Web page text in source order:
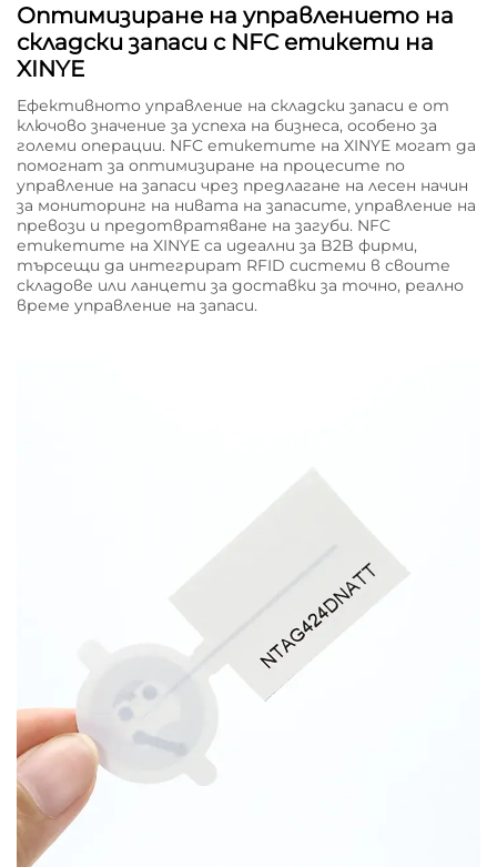
Оптимизиране на управлението на
складски запаси с NFC етикети на
XINYE
Ефективното управление на складски запаси е от
ключово значение за успеха на бизнеса, особено за
големи операции. NFC етикетите на XINYE могат да
помогнат за оптимизиране на процесите по
управление на запаси чрез предлагане на лесен начин
за мониторинг на нивата на запасите, управление на
превози и предотвратяване на загуби. NFC
етикетите на XINYE са идеални за B2B фирми,
търсещи да интегрират RFID системи в своите
складове или ланцети за доставки за точно, реално
време управление на запаси.